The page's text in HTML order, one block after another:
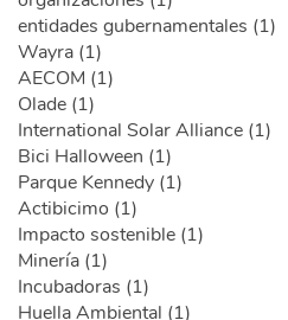
entidades gubernamentales (1)
Wayra (1)
AECOM (1)
Olade (1)
International Solar Alliance (1)
Bici Halloween (1)
Parque Kennedy (1)
Actibicimo (1)
Impacto sostenible (1)
Minería (1)
Incubadoras (1)
Huella Ambiental (1)